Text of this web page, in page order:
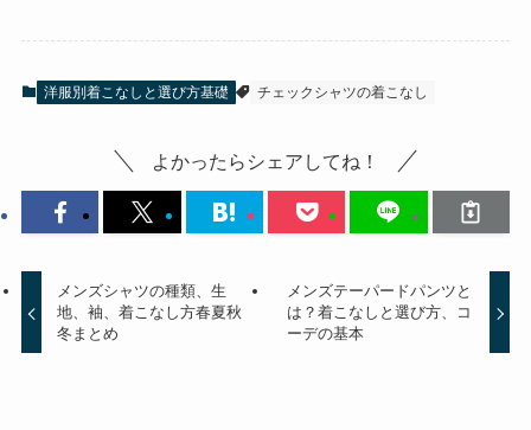
洋服別着こなしと選び方基礎 チェックシャツの着こなし
よかったらシェアしてね！
メンズシャツの種類、生
地、袖、着こなし方春夏秋
冬まとめ
メンズテーパードパンツと
は？着こなしと選び方、コ
ーデの基本